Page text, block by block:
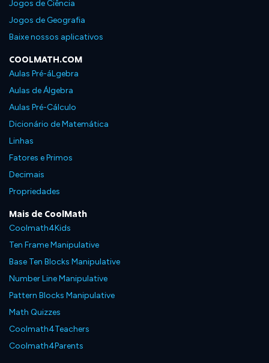
Jogos de Ciência
Jogos de Geografia
Baixe nossos aplicativos
COOLMATH.COM
Aulas Pré-áLgebra
Aulas de Álgebra
Aulas Pré-Cálculo
Dicionário de Matemática
Linhas
Fatores e Primos
Decimais
Propriedades
Mais de CoolMath
Coolmath4Kids
Ten Frame Manipulative
Base Ten Blocks Manipulative
Number Line Manipulative
Pattern Blocks Manipulative
Math Quizzes
Coolmath4Teachers
Coolmath4Parents